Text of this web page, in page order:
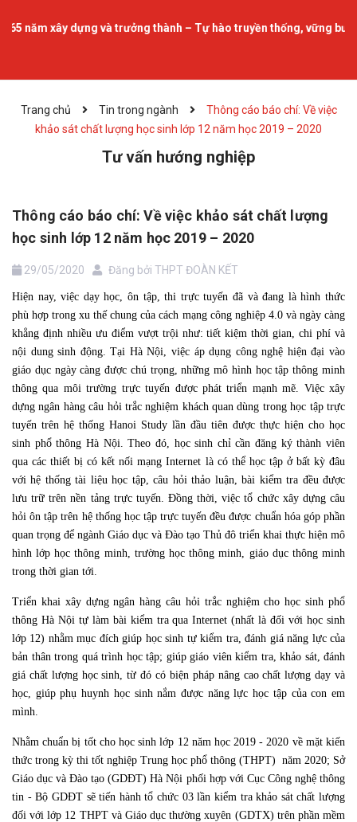
xây dựng và trưởng thành – Tự hào truyền thống, vững bước tương
Trang chủ Tin trong ngành
Thông cáo báo chí: Về việc
khảo sát chất lượng học sinh lớp 12 năm học 2019 – 2020
Tư vấn hướng nghiệp
Thông cáo báo chí: Về việc khảo sát chất lượng
học sinh lớp 12 năm học 2019 – 2020
29/05/2020 Đăng bởi THPT ĐOÀN KẾT
Hiện nay, việc dạy học, ôn tập, thi trực tuyến đã và đang là hình thức
phù hợp trong xu thế chung của cách mạng công nghiệp 4.0 và ngày càng
khẳng định nhiều ưu điểm vượt trội như: tiết kiệm thời gian, chi phí và
nội dung sinh động. Tại Hà Nội, việc áp dụng công nghệ hiện đại vào
giáo dục ngày càng được chú trọng, những mô hình học tập thông minh
thông qua môi trường trực tuyến được phát triển mạnh mẽ. Việc xây
dựng ngân hàng câu hỏi trắc nghiệm khách quan dùng trong học tập trực
tuyến trên hệ thống Hanoi Study lần đầu tiên được thực hiện cho học
sinh phổ thông Hà Nội. Theo đó, học sinh chỉ cần đăng ký thành viên
qua các thiết bị có kết nối mạng Internet là có thể học tập ở bất kỳ đâu
với hệ thống tài liệu học tập, câu hỏi thảo luận, bài kiểm tra đều được
lưu trữ trên nền tảng trực tuyến. Đồng thời, việc tổ chức xây dựng câu
hỏi ôn tập trên hệ thống học tập trực tuyến đều được chuẩn hóa góp phần
quan trọng để ngành Giáo dục và Đào tạo Thủ đô triển khai thực hiện mô
hình lớp học thông minh, trường học thông minh, giáo dục thông minh
trong thời gian tới.
Triển khai xây dựng ngân hàng câu hỏi trắc nghiệm cho học sinh phổ
thông Hà Nội tự làm bài kiểm tra qua Internet (nhất là đối với học sinh
lớp 12) nhằm mục đích giúp học sinh tự kiểm tra, đánh giá năng lực của
bản thân trong quá trình học tập; giúp giáo viên kiểm tra, khảo sát, đánh
giá chất lượng học sinh, từ đó có biện pháp nâng cao chất lượng dạy và
học, giúp phụ huynh học sinh nắm được năng lực học tập của con em
mình.
Nhằm chuẩn bị tốt cho học sinh lớp 12 năm học 2019 - 2020 về mặt kiến
thức trong kỳ thi tốt nghiệp Trung học phổ thông (THPT) năm 2020; Sở
Giáo dục và Đào tạo (GDĐT) Hà Nội phối hợp với Cục Công nghệ thông
tin - Bộ GDĐT sẽ tiến hành tổ chức 03 lần kiểm tra khảo sát chất lượng
đối với lớp 12 THPT và Giáo dục thường xuyên (GDTX) trên phần mềm